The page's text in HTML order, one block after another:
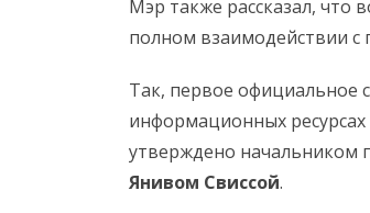
Мэр также рассказал, что
полном взаимодействии с
Так, первое официальное
информационных
утверждено начальником
Янивом Свиссой.